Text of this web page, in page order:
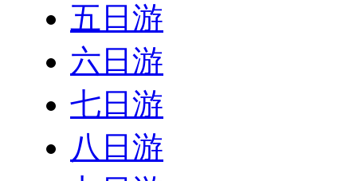
五日游
六日游
七日游
八日游